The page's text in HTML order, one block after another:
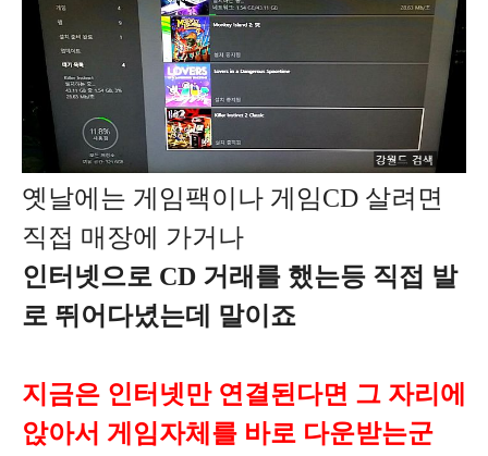
옛날에는 게임팩이나 게임CD 살려면
직접 매장에 가거나
인터넷으로 CD 거래를 했는등 직접 발
로 뛰어다녔는데 말이죠
지금은 인터넷만 연결된다면 그 자리에
앉아서 게임자체를 바로 다운받는군